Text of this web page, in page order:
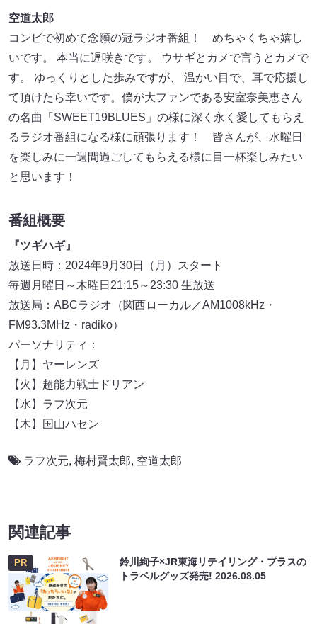
空道太郎
コンビで初めて念願の冠ラジオ番組！ めちゃくちゃ嬉し
いです。 本当に遅咲きです。 ウサギとカメで言うとカメで
す。 ゆっくりとした歩みですが、 温かい目で、耳で応援し
て頂けたら幸いです。僕が大ファンである安室奈美恵さん
の名曲「SWEET19BLUES」の様に深く永く愛してもらえ
るラジオ番組になる様に頑張ります！ 皆さんが、水曜日
を楽しみに一週間過ごしてもらえる様に目一杯楽しみたい
と思います！
番組概要
『ツギハギ』
放送日時：2024年9月30日（月）スタート
毎週月曜日～木曜日21:15～23:30 生放送
放送局：ABCラジオ（関西ローカル／AM1008kHz・
FM93.3MHz・radiko）
パーソナリティ：
【月】ヤーレンズ
【火】超能力戦士ドリアン
【水】ラフ次元
【木】国山ハセン
ラフ次元, 梅村賢太郎, 空道太郎
関連記事
PR
鈴川絢子×JR東海リテイリング・プラスの
トラベルグッズ発売!2026.08.05